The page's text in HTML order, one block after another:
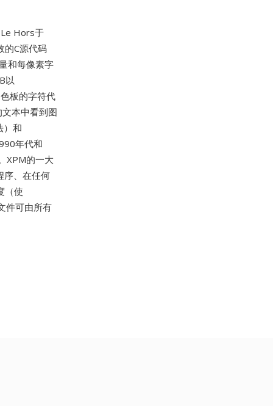
Hors于
的C源代码
和每像素字
以
板的字符代
本中看到图
）和
年代和
XPM的一大
序、在任何
（使
件可由所有